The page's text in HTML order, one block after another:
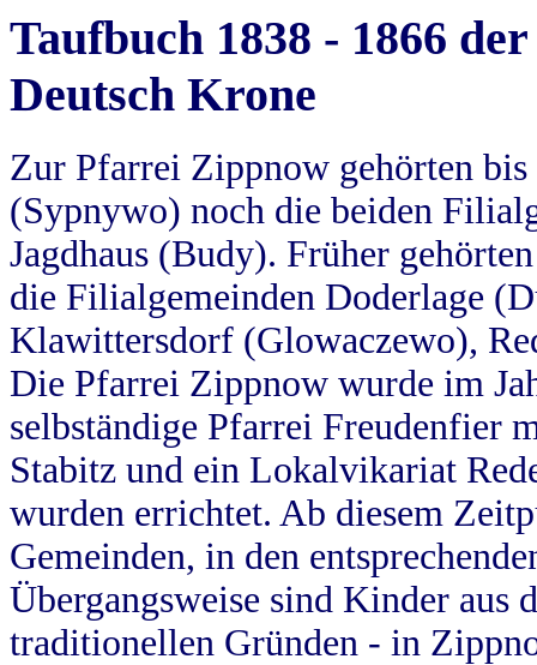
Taufbuch 1838 - 1866
Deutsch Krone
Zur Pfarrei Zippnow gehörten
(Sypnywo) noch die beiden
Jagdhaus (Budy). Früher
die Filialgemeinden Doderlage
Klawittersdorf (Glowaczewo),
Die Pfarrei Zippnow wurde im
selbständige Pfarrei Freudenfier
Stabitz und ein Lokalvikariat
wurden errichtet. Ab diesem
Gemeinden, in den
Übergangsweise sind Kinder aus
traditionellen Gründen - in